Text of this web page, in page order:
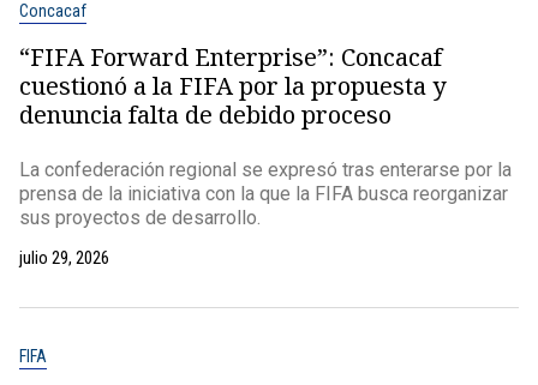
Concacaf
“FIFA Forward Enterprise”: Concacaf
cuestionó a la FIFA por la propuesta y
denuncia falta de debido proceso
La confederación regional se expresó tras enterarse por la
prensa de la iniciativa con la que la FIFA busca reorganizar
sus proyectos de desarrollo.
julio 29, 2026
FIFA